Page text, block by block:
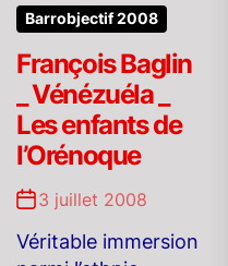
Barrobjectif 2008
François Baglin
_ Vénézuéla _
Les enfants de
l’Orénoque
3 juillet 2008
Véritable immersion